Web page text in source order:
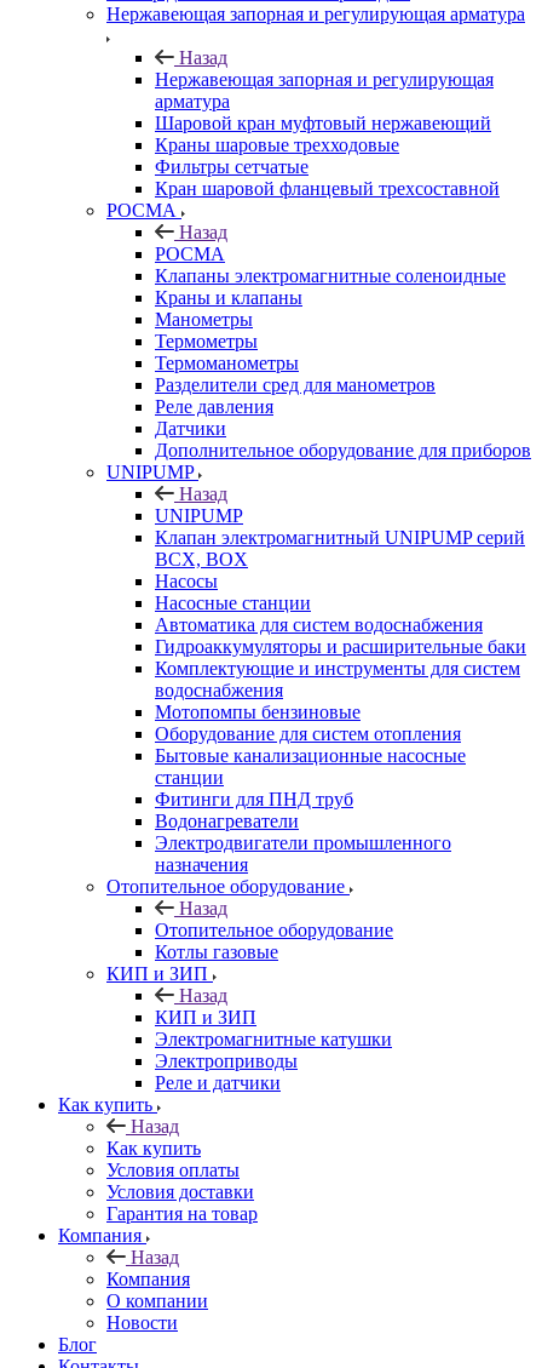
Нержавеющая запорная и регулирующая арматура
Назад
Нержавеющая запорная и регулирующая
арматура
Шаровой кран муфтовый нержавеющий
Краны шаровые трехходовые
Фильтры сетчатые
Кран шаровой фланцевый трехсоставной
РОСМА
Назад
РОСМА
Клапаны электромагнитные соленоидные
Краны и клапаны
Манометры
Термометры
Термоманометры
Разделители сред для манометров
Реле давления
Датчики
Дополнительное оборудование для приборов
UNIPUMP
Назад
UNIPUMP
Клапан электромагнитный UNIPUMP серий
BCX, BOX
Насосы
Насосные станции
Автоматика для систем водоснабжения
Гидроаккумуляторы и расширительные баки
Комплектующие и инструменты для систем
водоснабжения
Мотопомпы бензиновые
Оборудование для систем отопления
Бытовые канализационные насосные
станции
Фитинги для ПНД труб
Водонагреватели
Электродвигатели промышленного
назначения
Отопительное оборудование
Назад
Отопительное оборудование
Котлы газовые
КИП и ЗИП
Назад
КИП и ЗИП
Электромагнитные катушки
Электроприводы
Реле и датчики
Как купить
Назад
Как купить
Условия оплаты
Условия доставки
Гарантия на товар
Компания
Назад
Компания
О компании
Новости
Блог